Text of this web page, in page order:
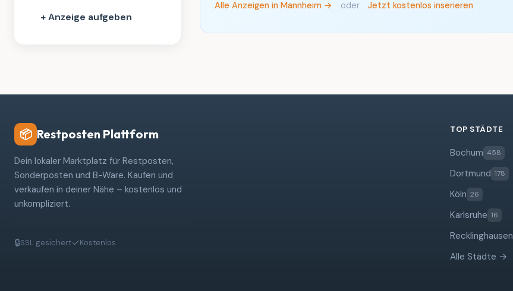
+ Anzeige aufgeben
Alle Anzeigen in Mannheim → oder Jetzt kostenlos inserieren
📦 Restposten Plattform
Dein lokaler Marktplatz für Restposten,
Sonderposten und B-Ware. Kaufen und
verkaufen in deiner Nähe – kostenlos und
unkompliziert.
🔒SSL gesichert✓Kostenlos
TOP STÄDTE
Bochum 458
Dortmund 178
Köln 26
Karlsruhe 16
Recklinghausen
Alle Städte →